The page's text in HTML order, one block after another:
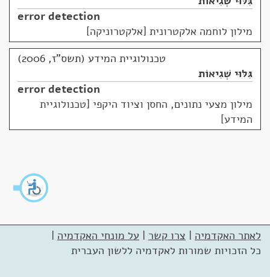
error detection
מילון לוחמה אלקטרונית [אלקטרוניקה]
טכנולוגיית המידע (תשס"ז, 2006)
גִּלּוּי שְׁגִיאוֹת
error detection
מילון מצעי נתונים, החסן וציוד היקפי [טכנולוגיית
המידע]
לאתר האקדמיה | צרו קשר | על מונחי האקדמיה |
כל הזכויות שמורות לאקדמיה ללשון העברית